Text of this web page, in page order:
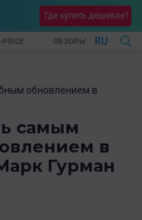
Где купить дешевле?
PRICE ОБЗОРЫ RU
обновлением в
самым
в
Гурман